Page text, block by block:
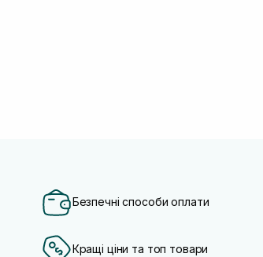
Безпечні способи оплати
Кращі ціни та топ товари